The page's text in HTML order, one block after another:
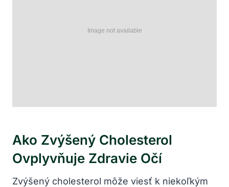
Ako Zvýšený Cholesterol
Ovplyvňuje Zdravie Očí
Zvýšený cholesterol môže viesť k niekoľkým